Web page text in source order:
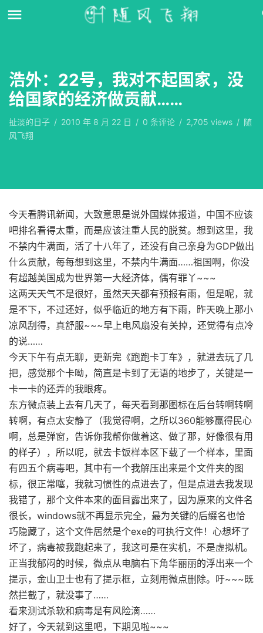
浩外：22号，我对不起国家，没
给国家的经济做贡献……
扯淡的日子 / 2010 年 8 月 22 日 / 0 条评论 / 2,705 views / 随
风飞翔
今天看腾讯新闻，大致意思是说外国媒体报道，中国不应该
吧排名看得太重，而是应该注重人民的脱贫。想到这里，我
不禁内牛满面，活了十八年了，还没有自己亲身为GDP做出
什么贡献，每每想到这里，不禁内牛满面……祖国啊，你没
有超越美国成为世界第一大经济体，偶有罪丫~~~
这两天天气不是很好，虽然天天都有预报有雨，但是呢，就
是不下，不过还好，似乎临近的地方有下雨，昨天晚上那小
凉风刮得，真舒服~~~早上电风扇没有关掉，还觉得有点冷
的说……
今天下午有点无聊，更新完《跑跑卡丁车》，就进去玩了几
把，感觉那个卡呦，简直是卡到了无语的地步了，关键是一
卡一卡的还弄的我眼疼。
东方微点装上去有几天了，每天看到那图标在后台转啊转啊
转啊，有点太安静了（我觉得啊，之所以360能够赢得民心
啊，总是弹窗，告诉你我帮你做着这、做了那，好像很有用
的样子），所以呢，就去卡饭样本区下载了一个样本，里面
有四五个病毒吧，其中有一个我解压出来是个文件夹的图
标，很正常噻，我就习惯性的点进去了，但是点进去我发现
我错了，那个文件本来的面目露出来了，因为原来的文件名
很长，windows就不再显示完全，最为关键的后缀名也恰
巧隐藏了，这个文件居然是个exe的可执行文件！心想坏了
坏了，病毒被我跑起来了，我这可是在实机，不是虚拟机。
正当我郁闷的时候，微点从电脑右下角华丽丽的浮出来一个
提示，金山卫士也有了提示框，立刻用微点删除。吁~~~既
然拦截了，就没事了……
看来测试杀软和病毒是有风险滴……
好了，今天就到这里吧，下期见啦~~~